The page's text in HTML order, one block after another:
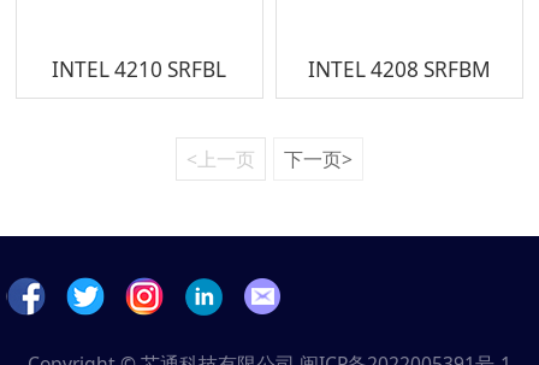
INTEL 4210 SRFBL INTEL 4208 SRFBM
<上一页 下一页>